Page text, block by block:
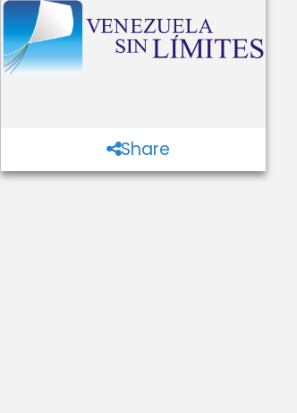
Share